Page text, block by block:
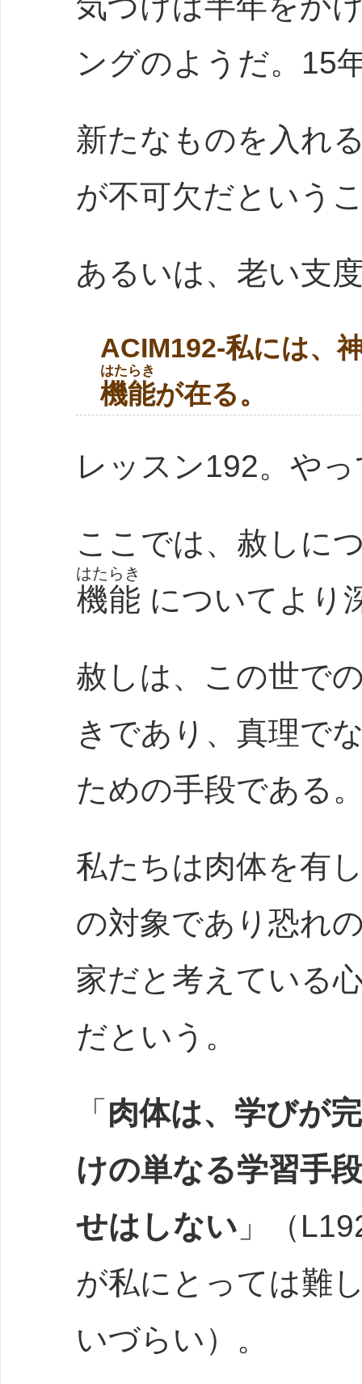
ングのようだ。15
新たなものを入れ
が不可欠だという
あるいは、老い支
ACIM192-私には、
機能
はたらき
が在る。
レッスン192。や
ここでは、赦しに
機能
はたらき
についてより
赦しは、この世で
きであり、真理で
ための手段である
私たちは肉体を有
の対象であり恐れ
家だと考えている
だという。
「 肉体は、学びが
けの単なる学習手
せはしない 」（
が私にとっては難
いづらい）。